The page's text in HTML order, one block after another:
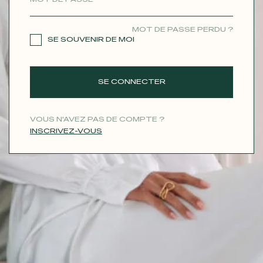
MOT DE PASSE PERDU ?
SE SOUVENIR DE MOI
SE CONNECTER
VOUS N'AVEZ PAS DE COMPTE ?
INSCRIVEZ-VOUS